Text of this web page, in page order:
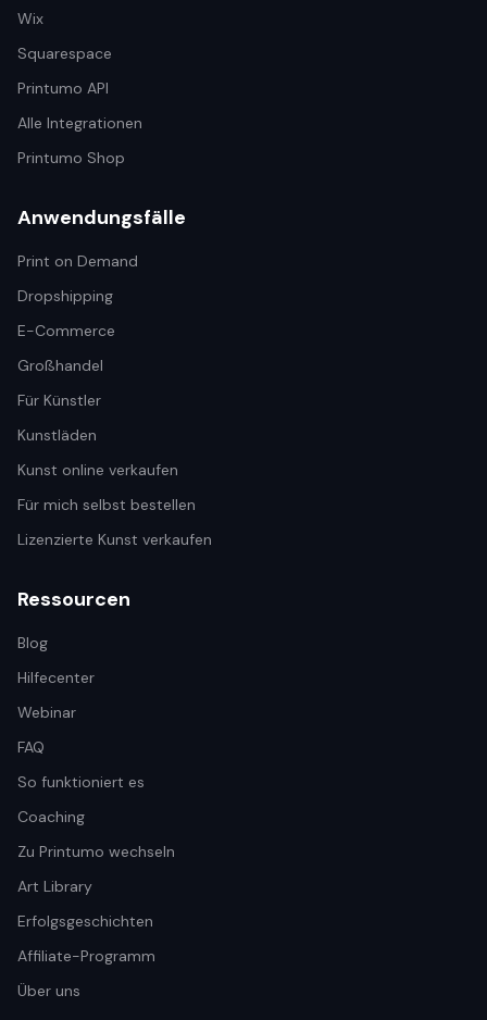
Wix
Squarespace
Printumo API
Alle Integrationen
Printumo Shop
Anwendungsfälle
Print on Demand
Dropshipping
E-Commerce
Großhandel
Für Künstler
Kunstläden
Kunst online verkaufen
Für mich selbst bestellen
Lizenzierte Kunst verkaufen
Ressourcen
Blog
Hilfecenter
Webinar
FAQ
So funktioniert es
Coaching
Zu Printumo wechseln
Art Library
Erfolgsgeschichten
Affiliate-Programm
Über uns